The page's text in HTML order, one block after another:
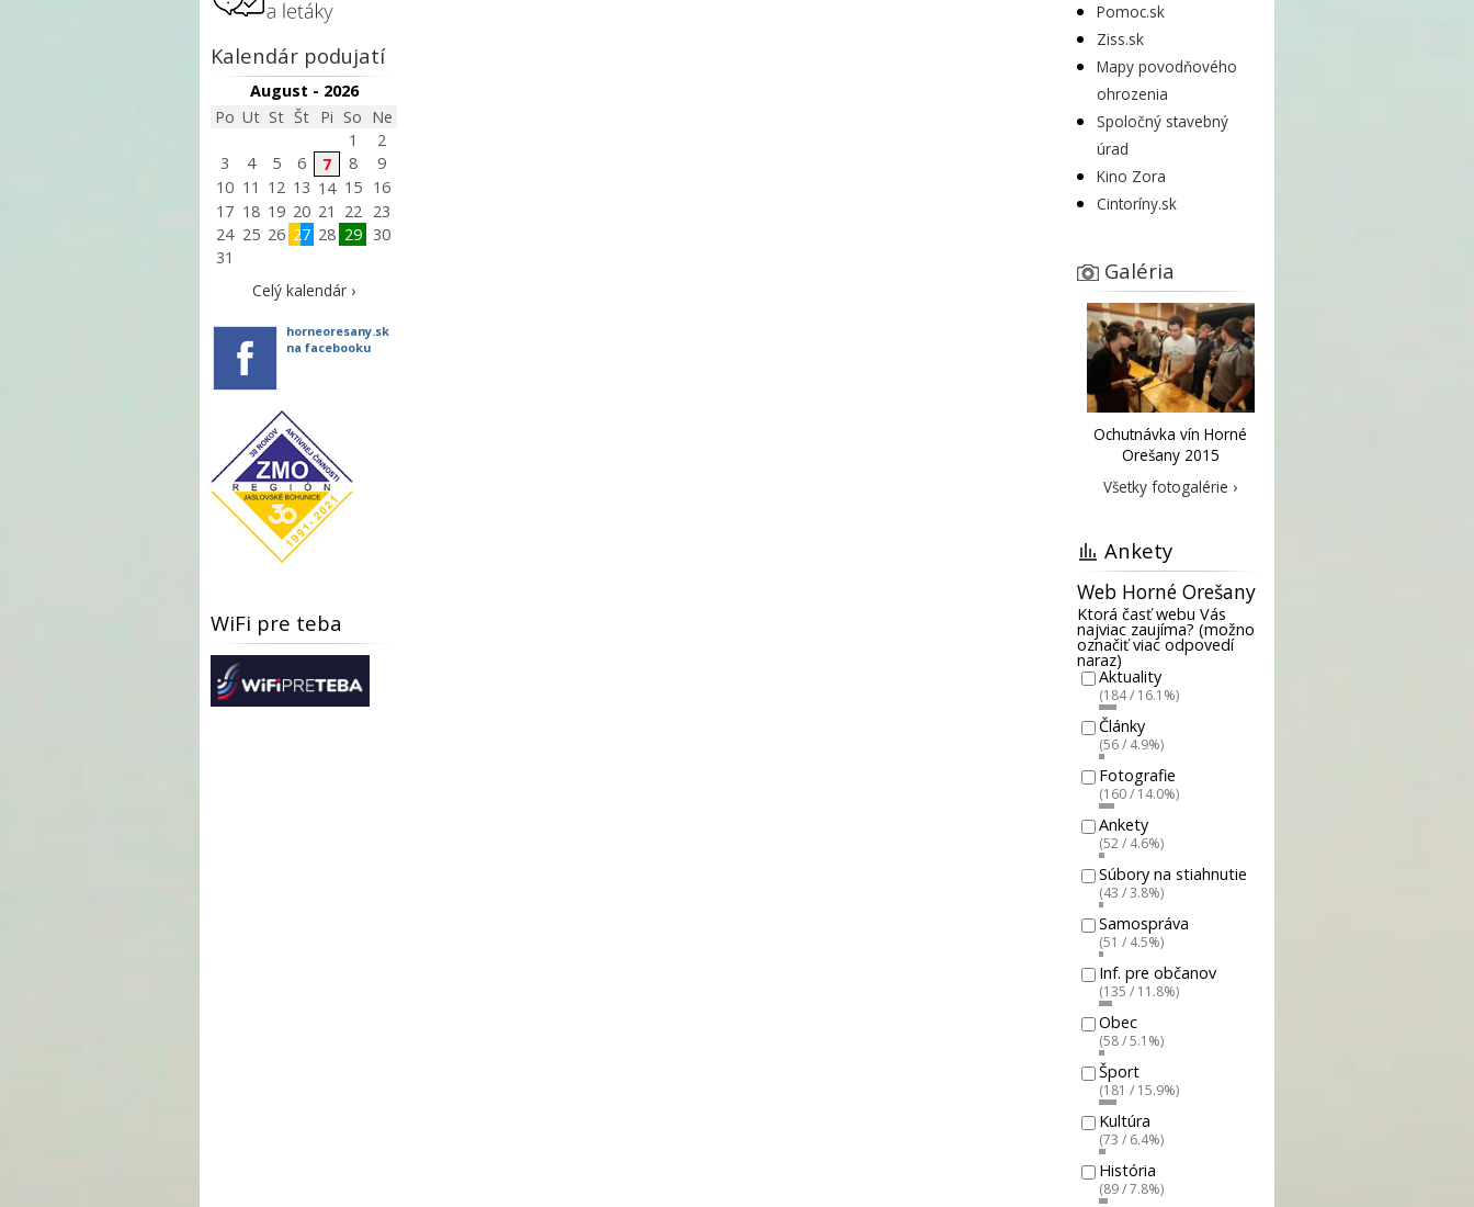
Kalendár podujatí
August - 2026
Po Ut St Št Pi So Ne
1
2
3
4 5 6 7 8
9
10 11 12 13 14 15
16
17 18 19 20 21 22
23
24 25 26 27 28 29
30
31
Celý kalendár ›
horneoresany.sk
na facebooku
WiFi pre teba
Pomoc.sk
Ziss.sk
Mapy povodňového
ohrozenia
Spoločný stavebný
úrad
Kino Zora
Cintoríny.sk
Galéria
Ochutnávka vín Horné
Orešany 2015
Všetky fotogalérie ›
Ankety
Web Horné Orešany
Ktorá časť webu Vás
najviac zaujíma? (možno
označiť viac odpovedí
naraz)
Aktuality
(184 / 16.1%)
Články
(56 / 4.9%)
Fotografie
(160 / 14.0%)
Ankety
(52 / 4.6%)
Súbory na stiahnutie
(43 / 3.8%)
Samospráva
(51 / 4.5%)
Inf. pre občanov
(135 / 11.8%)
Obec
(58 / 5.1%)
Šport
(181 / 15.9%)
Kultúra
(73 / 6.4%)
História
(89 / 7.8%)